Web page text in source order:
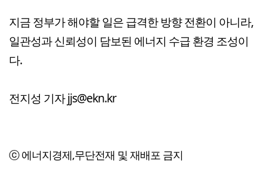
지금 정부가 해야할 일은 급격한 방향 전환이 아니라,
일관성과 신뢰성이 담보된 에너지 수급 환경 조성이
다.
전지성 기자 jjs@ekn.kr
ⓒ 에너지경제,무단전재 및 재배포 금지